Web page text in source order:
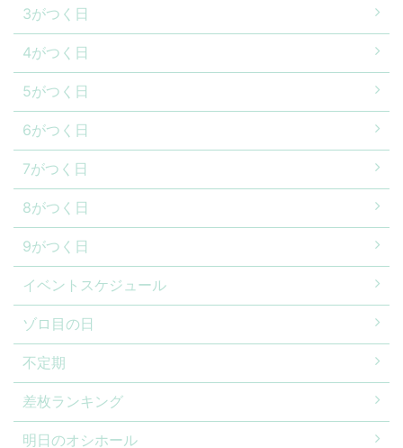
3がつく日
4がつく日
5がつく日
6がつく日
7がつく日
8がつく日
9がつく日
イベントスケジュール
ゾロ目の日
不定期
差枚ランキング
明日のオシホール